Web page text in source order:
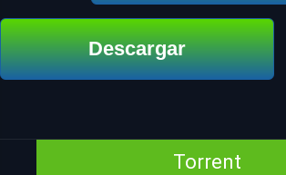
Descargar
Torrent